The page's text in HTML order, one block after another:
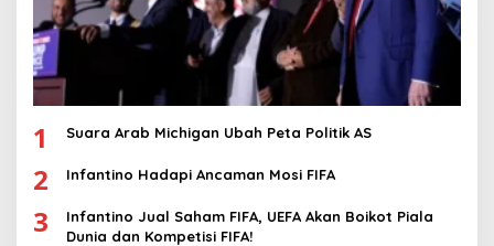
1 Suara Arab Michigan Ubah Peta Politik AS
2 Infantino Hadapi Ancaman Mosi FIFA
3
Infantino Jual Saham FIFA, UEFA Akan Boikot Piala
Dunia dan Kompetisi FIFA!